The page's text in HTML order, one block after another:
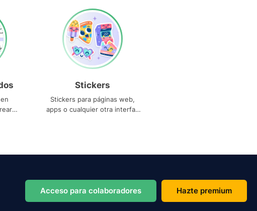
Stickers
Stickers para páginas web,
apps o cualquier otra interfaz
Acceso para colaboradores Hazte premium